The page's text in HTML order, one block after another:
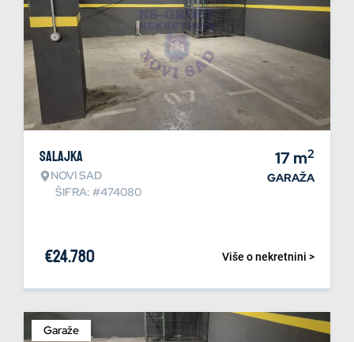
Salajka
NOVI SAD
ŠIFRA: #474080
17m2
GARAŽA
Više o nekretnini >
€24.780
Garaže